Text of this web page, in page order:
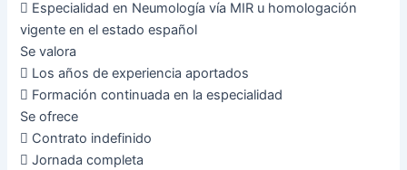
 Especialidad en Neumología vía MIR u homologación
vigente en el estado español
Se valora
 Los años de experiencia aportados
 Formación continuada en la especialidad
Se ofrece
 Contrato indefinido
 Jornada completa